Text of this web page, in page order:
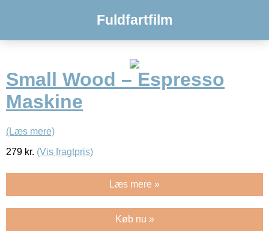
Fuldfartfilm
Small Wood – Espresso
Maskine
(Læs mere)
279 kr. (Vis fragtpris)
Læs mere »
Køb nu »